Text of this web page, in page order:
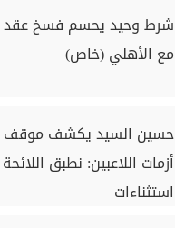
شرط وحيد يحسم فسخ عقد
مع الأهلي (خاص)
حسين السيد يكشف موقف
أزمات اللاعبين: نطبق
استثناءات